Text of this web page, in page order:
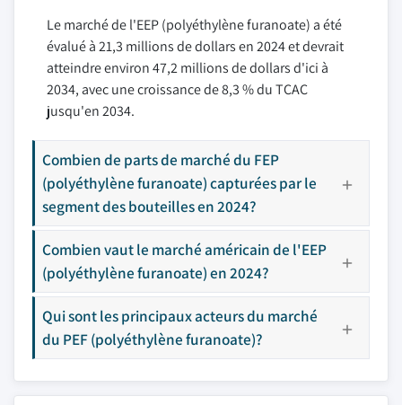
Le marché de l'EEP (polyéthylène furanoate) a été
évalué à 21,3 millions de dollars en 2024 et devrait
atteindre environ 47,2 millions de dollars d'ici à
2034, avec une croissance de 8,3 % du TCAC
jusqu'en 2034.
Combien de parts de marché du FEP
(polyéthylène furanoate) capturées par le
segment des bouteilles en 2024?
Combien vaut le marché américain de l'EEP
(polyéthylène furanoate) en 2024?
Qui sont les principaux acteurs du marché
du PEF (polyéthylène furanoate)?